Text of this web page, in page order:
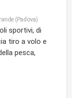
(Padova)
sportivi, di
tiro a volo e
pesca,